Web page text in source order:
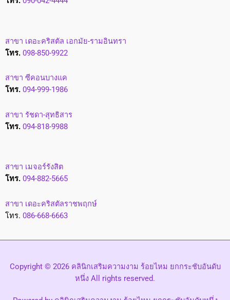
สาขา เดอะคริสตัล เอกมัย-รามอินทรา
โทร. 098-850-9922
สาขา ซีคอนบางแค
โทร. 094-999-1986
สาขา รัชดา-สุทธิสาร
โทร. 094-818-9988
สาขา เมจอร์รังสิต
โทร. 094-882-5665
สาขา เดอะคริสตัลราชพฤกษ์
โทร. 086-668-6663
Copyright © 2026 คลินิกเสริมความงาม ร้อยไหม ยกกระชับอันดับ
หนึ่ง All rights reserved.